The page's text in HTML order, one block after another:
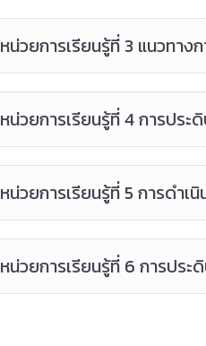
หน่วยการเรียนรู้ที่ 3 แนวทาง
หน่วยการเรียนรู้ที่ 4 การปร
หน่วยการเรียนรู้ที่ 5 การดำเ
หน่วยการเรียนรู้ที่ 6 การประ